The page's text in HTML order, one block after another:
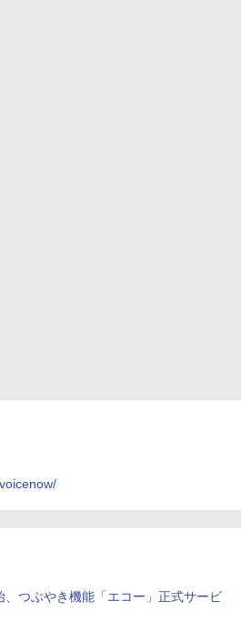
、つぶやき機能「エコー」正式サービ